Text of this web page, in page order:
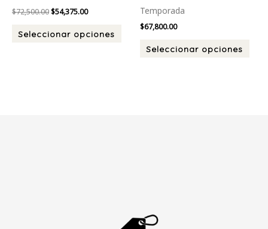
$72,500.00$54,375.00
Seleccionar opciones
Temporada
$67,800.00
Seleccionar opciones